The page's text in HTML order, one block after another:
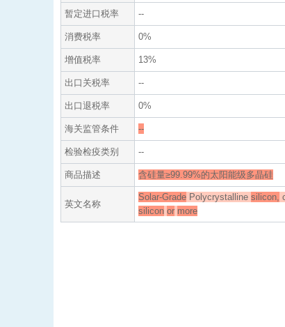
暂定进口税率 --
消费税率 0%
增值税率 13%
出口关税率 --
出口退税率 0%
海关监管条件 --
检验检疫类别 --
商品描述 含硅量≥99.99%的太阳能级多晶硅
英文名称
Solar-Grade Polycrystalline silicon,
silicon or more